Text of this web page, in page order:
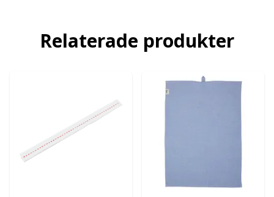
Relaterade produkter